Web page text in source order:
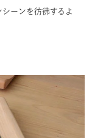
ーンを彷彿するよ